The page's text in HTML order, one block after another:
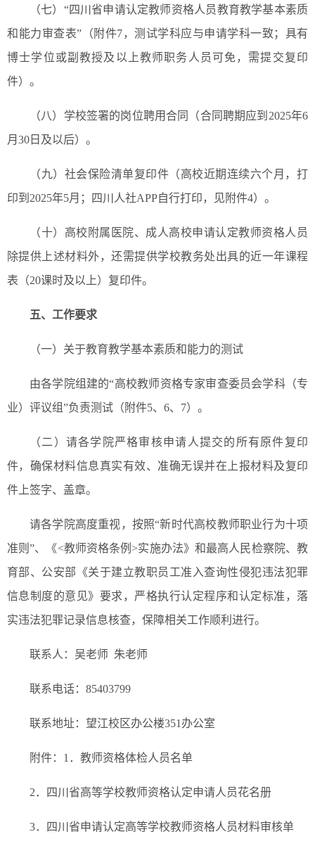
（七）“四川省申请认定教师资格人员教育教学基本素质
和能力审查表”（附件7，测试学科应与申请学科一致；具有
博士学位或副教授及以上教师职务人员可免，需提交复印
件）。
（八）学校签署的岗位聘用合同（合同聘期应到2025年6
月30日及以后）。
（九）社会保险清单复印件（高校近期连续六个月，打
印到2025年5月；四川人社APP自行打印，见附件4）。
（十）高校附属医院、成人高校申请认定教师资格人员
除提供上述材料外，还需提供学校教务处出具的近一年课程
表（20课时及以上）复印件。
五、工作要求
（一）关于教育教学基本素质和能力的测试
由各学院组建的“高校教师资格专家审查委员会学科（专
业）评议组”负责测试（附件5、6、7）。
（二）请各学院严格审核申请人提交的所有原件复印
件，确保材料信息真实有效、准确无误并在上报材料及复印
件上签字、盖章。
请各学院高度重视，按照“新时代高校教师职业行为十项
准则”、《<教师资格条例>实施办法》和最高人民检察院、教
育部、公安部《关于建立教职员工准入查询性侵犯违法犯罪
信息制度的意见》要求，严格执行认定程序和认定标准，落
实违法犯罪记录信息核查，保障相关工作顺利进行。
联系人：吴老师 朱老师
联系电话：85403799
联系地址：望江校区办公楼351办公室
附件：1．教师资格体检人员名单
2．四川省高等学校教师资格认定申请人员花名册
3．四川省申请认定高等学校教师资格人员材料审核单